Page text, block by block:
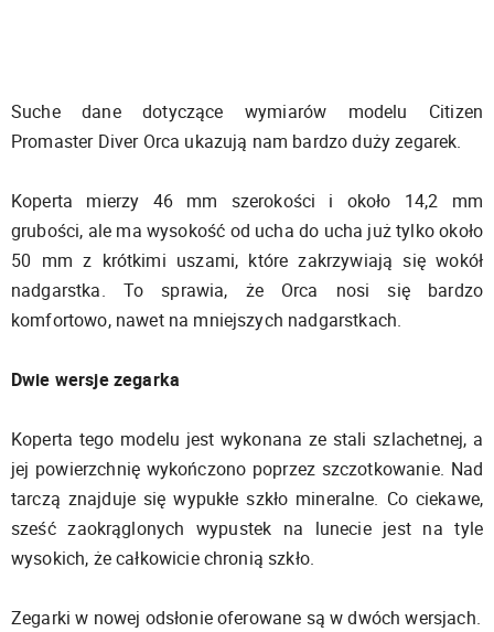
Suche dane dotyczące wymiarów modelu Citizen
Promaster Diver Orca ukazują nam bardzo duży zegarek.
Koperta mierzy 46 mm szerokości i około 14,2 mm
grubości, ale ma wysokość od ucha do ucha już tylko około
50 mm z krótkimi uszami, które zakrzywiają się wokół
nadgarstka. To sprawia, że Orca nosi się bardzo
komfortowo, nawet na mniejszych nadgarstkach.
Dwie wersje zegarka
Koperta tego modelu jest wykonana ze stali szlachetnej, a
jej powierzchnię wykończono poprzez szczotkowanie. Nad
tarczą znajduje się wypukłe szkło mineralne. Co ciekawe,
sześć zaokrąglonych wypustek na lunecie jest na tyle
wysokich, że całkowicie chronią szkło.
Zegarki w nowej odsłonie oferowane są w dwóch wersjach.